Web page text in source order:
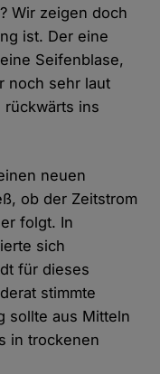
Wir zeigen doch
ist. Der eine
Seifenblase,
noch sehr laut
rückwärts ins
neuen
ob der Zeitstrom
folgt. In
sich
für dieses
stimmte
sollte aus Mitteln
in trockenen